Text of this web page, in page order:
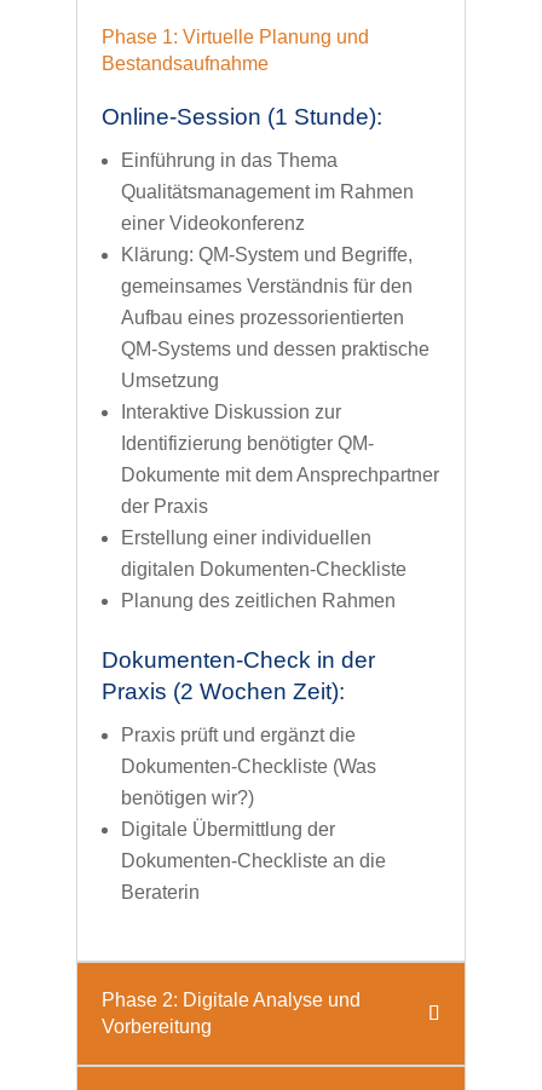
Phase 1: Virtuelle Planung und
Bestandsaufnahme
Online-Session (1 Stunde):
Einführung in das Thema
Qualitätsmanagement im Rahmen
einer Videokonferenz
Klärung: QM-System und Begriffe,
gemeinsames Verständnis für den
Aufbau eines prozessorientierten
QM-Systems und dessen praktische
Umsetzung
Interaktive Diskussion zur
Identifizierung benötigter QM-
Dokumente mit dem Ansprechpartner
der Praxis
Erstellung einer individuellen
digitalen Dokumenten-Checkliste
Planung des zeitlichen Rahmen
Dokumenten-Check in der
Praxis (2 Wochen Zeit):
Praxis prüft und ergänzt die
Dokumenten-Checkliste (Was
benötigen wir?)
Digitale Übermittlung der
Dokumenten-Checkliste an die
Beraterin
Phase 2: Digitale Analyse und
Vorbereitung